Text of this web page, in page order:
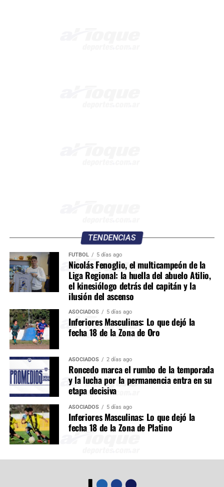
TENDENCIAS
FÚTBOL 5 días ago
Nicolás Fenoglio, el multicampeón de la
Liga Regional: la huella del abuelo Atilio,
el kinesiólogo detrás del capitán y la
ilusión del ascenso
ASOCIADOS 5 días ago
Inferiores Masculinas: Lo que dejó la
fecha 18 de la Zona de Oro
ASOCIADOS 2 días ago
Roncedo marca el rumbo de la temporada
y la lucha por la permanencia entra en su
etapa decisiva
ASOCIADOS 5 días ago
Inferiores Masculinas: Lo que dejó la
fecha 18 de la Zona de Platino